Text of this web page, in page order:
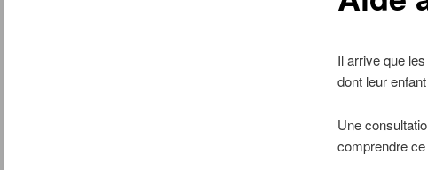
Il arrive que
dont leur
Une
comprendre